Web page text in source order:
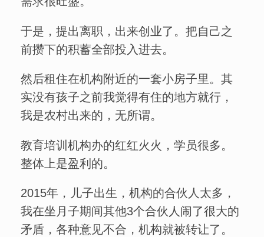
于是，提出离职，出来创业了。把自己之
前攒下的积蓄全部投入进去。
然后租住在机构附近的一套小房子里。其
实没有孩子之前我觉得有住的地方就行，
我是农村出来的，无所谓。
教育培训机构办的红红火火，学员很多。
整体上是盈利的。
2015年，儿子出生，机构的合伙人太多，
我在坐月子期间其他3个合伙人闹了很大的
矛盾，各种意见不合，机构就被转让了。